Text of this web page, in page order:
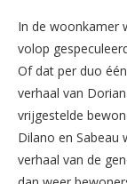
In de woonkamer
volop
Of dat per duo
verhaal van
vrijgestelde
Dilano en
verhaal van de